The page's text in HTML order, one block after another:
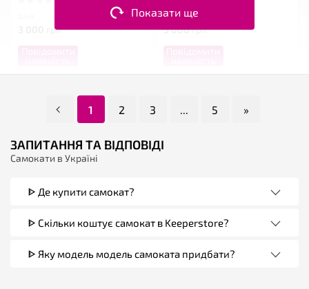
грн
Ціна:
3 000грн
Показати ще
1 2 3 5 »
ЗАПИТАННЯ ТА ВІДПОВІДІ
Самокати в Україні
ᐈ Де купити самокат?
ᐈ Скільки коштує самокат в Keeperstore?
ᐈ Яку модель модель самоката придбати?